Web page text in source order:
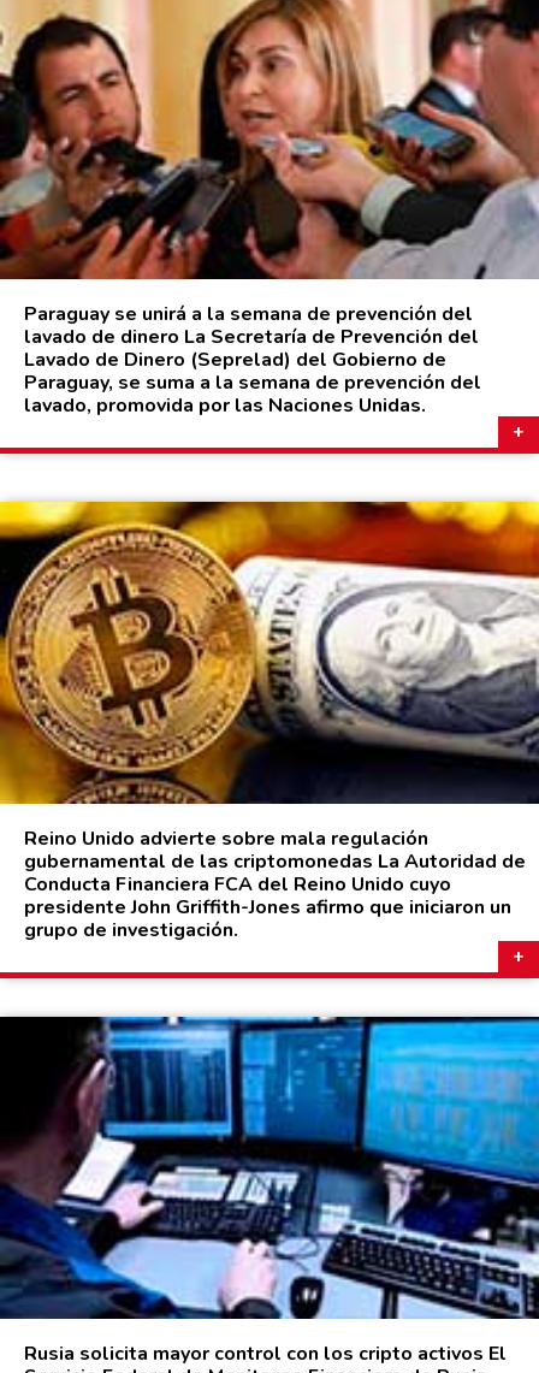
Paraguay se unirá a la semana de prevención del
lavado de dinero La Secretaría de Prevención del
Lavado de Dinero (Seprelad) del Gobierno de
Paraguay, se suma a la semana de prevención del
lavado, promovida por las Naciones Unidas.
Reino Unido advierte sobre mala regulación
gubernamental de las criptomonedas La Autoridad de
Conducta Financiera FCA del Reino Unido cuyo
presidente John Griffith-Jones afirmo que iniciaron un
grupo de investigación.
Rusia solicita mayor control con los cripto activos El